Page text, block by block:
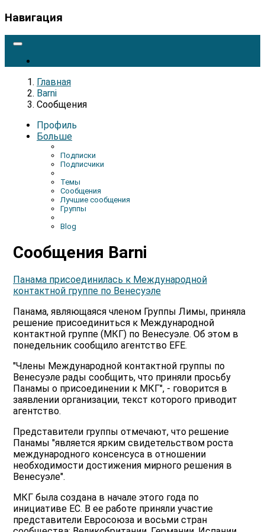
Навигация
Главная
Barni
Сообщения
Профиль
Больше
Подписки
Подписчики
Темы
Сообщения
Лучшие сообщения
Группы
Blog
Сообщения Barni
Панама присоединилась к Международной
контактной группе по Венесуэле
Панама, являющаяся членом Группы Лимы, приняла
решение присоединиться к Международной
контактной группе (МКГ) по Венесуэле. Об этом в
понедельник сообщило агентство EFE.
"Члены Международной контактной группы по
Венесуэле рады сообщить, что приняли просьбу
Панамы о присоединении к МКГ", - говорится в
заявлении организации, текст которого приводит
агентство.
Представители группы отмечают, что решение
Панамы "является ярким свидетельством роста
международного консенсуса в отношении
необходимости достижения мирного решения в
Венесуэле".
МКГ была создана в начале этого года по
инициативе ЕС. В ее работе приняли участие
представители Евросоюза и восьми стран